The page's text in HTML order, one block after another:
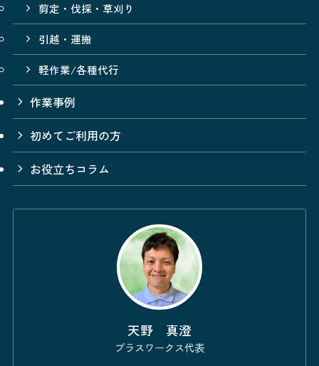
剪定・伐採・草刈り
引越・運搬
軽作業/各種代行
作業事例
初めてご利用の方
お役立ちコラム
天野 真澄
プラスワークス代表